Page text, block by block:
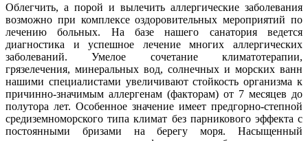
Облегчить, а порой и вылечить аллергические заболевания
возможно при комплексе оздоровительных мероприятий по
лечению больных. На базе нашего санатория ведется
диагностика и успешное лечение многих аллергических
заболеваний. Умелое сочетание климатотерапии,
грязелечения, минеральных вод, солнечных и морских ванн
нашими специалистами увеличивают стойкость организма к
причинно-значимым аллергенам (факторам) от 7 месяцев до
полутора лет. Особенное значение имеет предгорно-степной
средиземноморского типа климат без парникового эффекта с
постоянными бризами на берегу моря. Насыщенный